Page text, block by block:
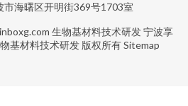
市海曙区开明街369号1703室
生物基材料技术研发 宁波享
基材料技术研发 版权所有Sitemap